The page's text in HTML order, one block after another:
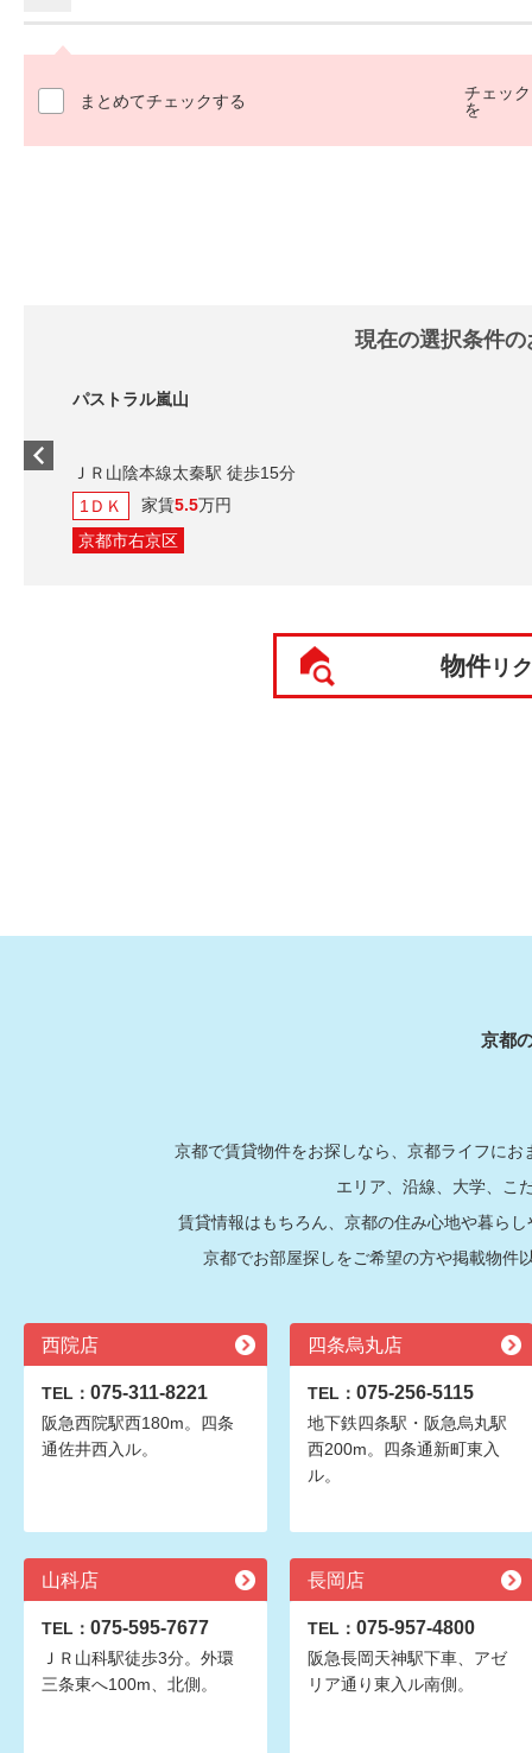
まとめてチェックする
チェッ
を
現在の選択条件
パストラル嵐山
ＪＲ山陰本線太秦駅 徒歩15分
1ＤＫ
家賃5.5万円
京都市右京区
物件リ
京都
京都で賃貸物件をお探しなら、京都ライフに
エリア、沿線、大学、こ
賃貸情報はもちろん、京都の住み心地や暮ら
京都でお部屋探しをご希望の方や掲載物件
西院店
TEL： 075-311-8221
阪急西院駅西180m。四条
通佐井西入ル。
四条烏丸店
TEL： 075-256-5115
地下鉄四条駅・阪急烏丸駅
西200m。四条通新町東入
ル。
山科店
TEL： 075-595-7677
ＪＲ山科駅徒歩3分。外環
三条東へ100m、北側。
長岡店
TEL： 075-957-4800
阪急長岡天神駅下車、アゼ
リア通り東入ル南側。